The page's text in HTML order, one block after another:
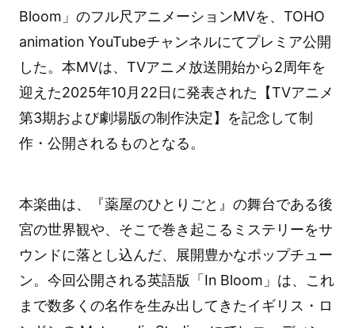
Bloom」のフル尺アニメーションMVを、TOHO
animation YouTubeチャンネルにてプレミア公開
した。本MVは、TVアニメ放送開始から2周年を
迎えた2025年10月22日に発表された【TVアニメ
第3期および劇場版の制作決定】を記念して制
作・公開されるものとなる。
本楽曲は、『薬屋のひとりごと』の舞台である後
宮の世界観や、そこで巻き起こるミステリーをサ
ウンドに落とし込んだ、展開豊かなポップチュー
ン。今回公開される英語版「In Bloom」は、これ
まで数多くの名作を生み出してきたイギリス・ロ